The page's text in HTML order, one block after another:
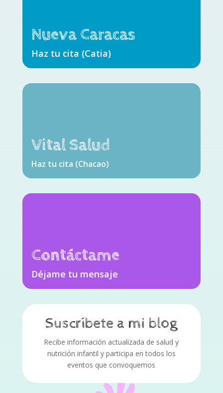
Nueva Caracas
Haz tu cita (Catia)
Vital Salud
Haz tu cita (Chacao)
Contáctame
Déjame tu mensaje
Suscríbete a mi blog
Recibe información actualizada de salud y
nutrición infantil y participa en todos los
eventos que convoquemos